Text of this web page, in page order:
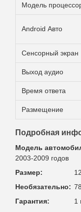
Модель
Android Авто
Сенсорный экран
Выход аудио
Время ответа
Размещение
Подробная
Модель
2003-2009 годов
Размер:
Необязательно:
Гарантия:
1